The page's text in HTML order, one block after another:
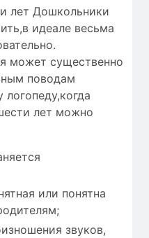
лет Дошкольники
идеале весьма
может существенно
поводам
лет можно
или понятна
звуков,